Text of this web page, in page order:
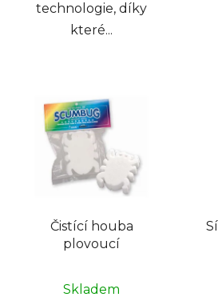
technologie, díky
které...
Čistící houba
plovoucí
Skladem